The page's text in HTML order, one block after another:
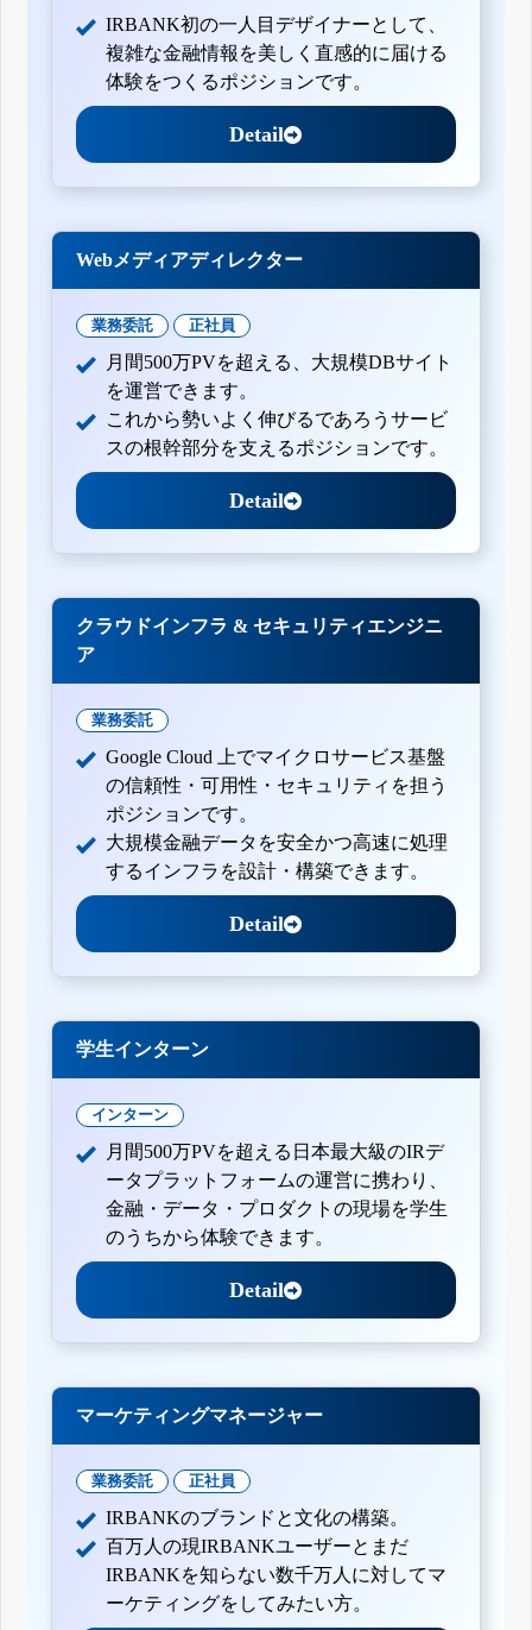
IRBANK初の一人目デザイナーとして、
複雑な金融情報を美しく直感的に届ける
体験をつくるポジションです。
Detail
Webメディアディレクター
業務委託 正社員
月間500万PVを超える、大規模DBサイト
を運営できます。
これから勢いよく伸びるであろうサービ
スの根幹部分を支えるポジションです。
Detail
クラウドインフラ & セキュリティエンジニ
ア
業務委託
Google Cloud 上でマイクロサービス基盤
の信頼性・可用性・セキュリティを担う
ポジションです。
大規模金融データを安全かつ高速に処理
するインフラを設計・構築できます。
Detail
学生インターン
インターン
月間500万PVを超える日本最大級のIRデ
ータプラットフォームの運営に携わり、
金融・データ・プロダクトの現場を学生
のうちから体験できます。
Detail
マーケティングマネージャー
業務委託 正社員
IRBANKのブランドと文化の構築。
百万人の現IRBANKユーザーとまだ
IRBANKを知らない数千万人に対してマ
ーケティングをしてみたい方。